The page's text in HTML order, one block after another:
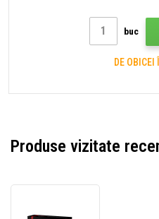
buc
DE
Produse vizitate